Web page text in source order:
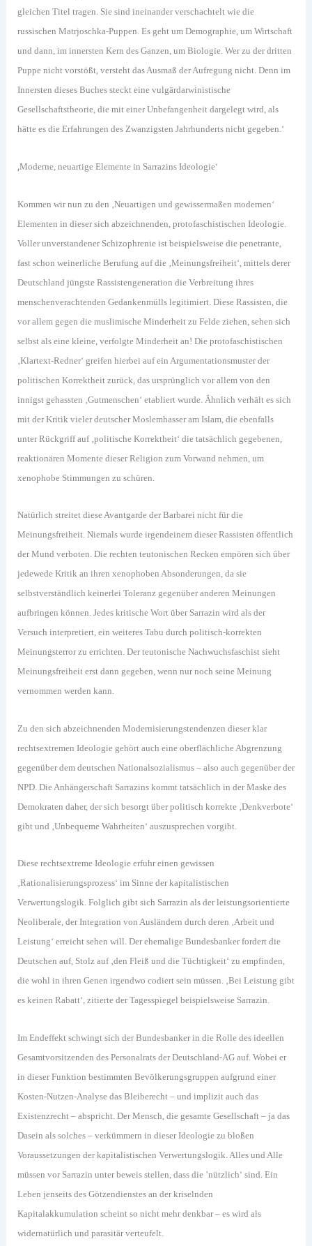
gleichen Titel tragen. Sie sind ineinander verschachtelt wie die
russischen Matrjoschka-Puppen. Es geht um Demographie, um Wirtschaft
und dann, im innersten Kern des Ganzen, um Biologie. Wer zu der dritten
Puppe nicht vorstößt, versteht das Ausmaß der Aufregung nicht. Denn im
Innersten dieses Buches steckt eine vulgärdarwinistische
Gesellschaftstheorie, die mit einer Unbefangenheit dargelegt wird, als
hätte es die Erfahrungen des Zwanzigsten Jahrhunderts nicht gegeben.‘
‚Moderne, neuartige Elemente in Sarrazins Ideologie‘
Kommen wir nun zu den ‚Neuartigen und gewissermaßen modernen‘
Elementen in dieser sich abzeichnenden, protofaschistischen Ideologie.
Voller unverstandener Schizophrenie ist beispielsweise die penetrante,
fast schon weinerliche Berufung auf die ‚Meinungsfreiheit‘, mittels derer
Deutschland jüngste Rassistengeneration die Verbreitung ihres
menschenverachtenden Gedankenmülls legitimiert. Diese Rassisten, die
vor allem gegen die muslimische Minderheit zu Felde ziehen, sehen sich
selbst als eine kleine, verfolgte Minderheit an! Die protofaschistischen
‚Klartext-Redner‘ greifen hierbei auf ein Argumentationsmuster der
politischen Korrektheit zurück, das ursprünglich vor allem von den
innigst gehassten ‚Gutmenschen‘ etabliert wurde. Ähnlich verhält es sich
mit der Kritik vieler deutscher Moslemhasser am Islam, die ebenfalls
unter Rückgriff auf ‚politische Korrektheit‘ die tatsächlich gegebenen,
reaktionären Momente dieser Religion zum Vorwand nehmen, um
xenophobe Stimmungen zu schüren.
Natürlich streitet diese Avantgarde der Barbarei nicht für die
Meinungsfreiheit. Niemals wurde irgendeinem dieser Rassisten öffentlich
der Mund verboten. Die rechten teutonischen Recken empören sich über
jedewede Kritik an ihren xenophoben Absonderungen, da sie
selbstverständlich keinerlei Toleranz gegenüber anderen Meinungen
aufbringen können. Jedes kritische Wort über Sarrazin wird als der
Versuch interpretiert, ein weiteres Tabu durch politisch-korrekten
Meinungsterror zu errichten. Der teutonische Nachwuchsfaschist sieht
Meinungsfreiheit erst dann gegeben, wenn nur noch seine Meinung
vernommen werden kann.
Zu den sich abzeichnenden Modernisierungstendenzen dieser klar
rechtsextremen Ideologie gehört auch eine oberflächliche Abgrenzung
gegenüber dem deutschen Nationalsozialismus – also auch gegenüber der
NPD. Die Anhängerschaft Sarrazins kommt tatsächlich in der Maske des
Demokraten daher, der sich besorgt über politisch korrekte ‚Denkverbote‘
gibt und ‚Unbequeme Wahrheiten‘ auszusprechen vorgibt.
Diese rechtsextreme Ideologie erfuhr einen gewissen
‚Rationalisierungsprozess‘ im Sinne der kapitalistischen
Verwertungslogik. Folglich gibt sich Sarrazin als der leistungsorientierte
Neoliberale, der Integration von Ausländern durch deren ‚Arbeit und
Leistung‘ erreicht sehen will. Der ehemalige Bundesbanker fordert die
Deutschen auf, Stolz auf ‚den Fleiß und die Tüchtigkeit‘ zu empfinden,
die wohl in ihren Genen irgendwo codiert sein müssen. ‚Bei Leistung gibt
es keinen Rabatt‘, zitierte der Tagesspiegel beispielsweise Sarrazin.
Im Endeffekt schwingt sich der Bundesbanker in die Rolle des ideellen
Gesamtvorsitzenden des Personalrats der Deutschland-AG auf. Wobei er
in dieser Funktion bestimmten Bevölkerungsgruppen aufgrund einer
Kosten-Nutzen-Analyse das Bleiberecht – und implizit auch das
Existenzrecht – abspricht. Der Mensch, die gesamte Gesellschaft – ja das
Dasein als solches – verkümmern in dieser Ideologie zu bloßen
Voraussetzungen der kapitalistischen Verwertungslogik. Alles und Alle
müssen vor Sarrazin unter beweis stellen, dass die ’nützlich‘ sind. Ein
Leben jenseits des Götzendienstes an der kriselnden
Kapitalakkumulation scheint so nicht mehr denkbar – es wird als
widernatürlich und parasitär verteufelt.